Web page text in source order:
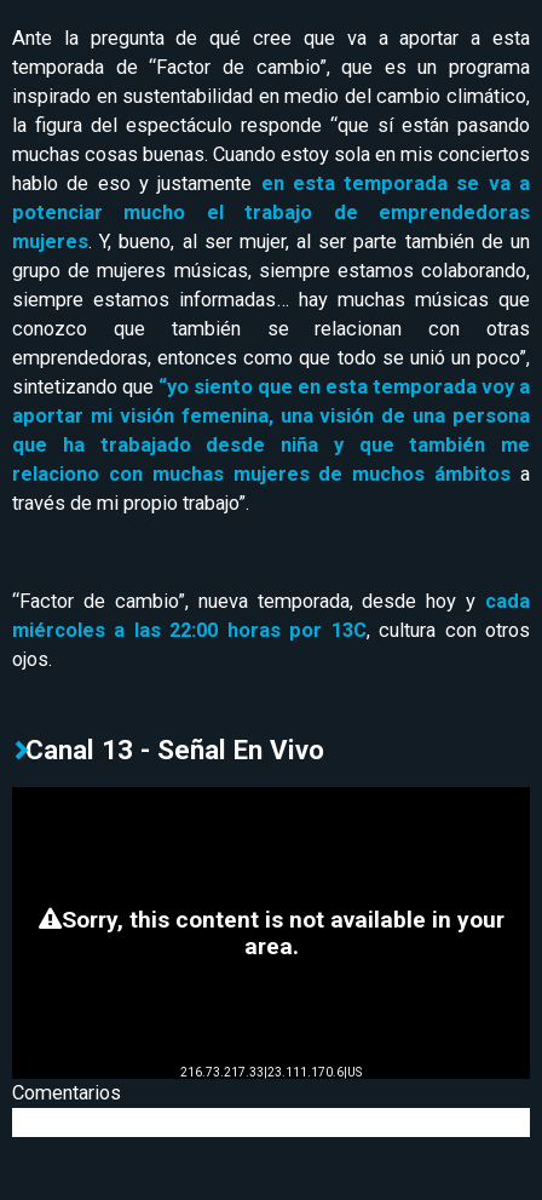
Ante la pregunta de qué cree que va a aportar a esta
temporada de “Factor de cambio”, que es un programa
inspirado en sustentabilidad en medio del cambio climático,
la figura del espectáculo responde “que sí están pasando
muchas cosas buenas. Cuando estoy sola en mis conciertos
hablo de eso y justamente en esta temporada se va a
potenciar mucho el trabajo de emprendedoras
mujeres. Y, bueno, al ser mujer, al ser parte también de un
grupo de mujeres músicas, siempre estamos colaborando,
siempre estamos informadas… hay muchas músicas que
conozco que también se relacionan con otras
emprendedoras, entonces como que todo se unió un poco”,
sintetizando que “yo siento que en esta temporada voy a
aportar mi visión femenina, una visión de una persona
que ha trabajado desde niña y que también me
relaciono con muchas mujeres de muchos ámbitos a
través de mi propio trabajo”.
“Factor de cambio”, nueva temporada, desde hoy y cada
miércoles a las 22:00 horas por 13C, cultura con otros
ojos.
Canal 13 - Señal En Vivo
Comentarios